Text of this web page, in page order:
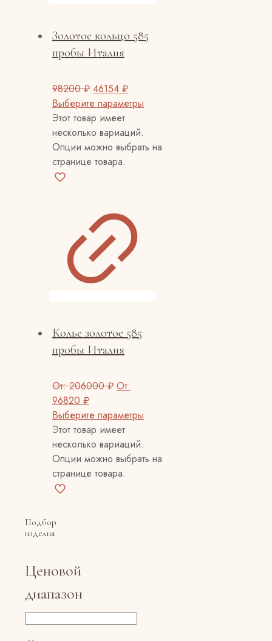
Золотое кольцо 585
пробы Италия
98200₽ 46154 ₽
Выберите параметры
Этот товар имеет
несколько вариаций.
Опции можно выбрать на
странице товара.
Колье золотое 585
пробы Италия
От:206000₽ От:
96820 ₽
Выберите параметры
Этот товар имеет
несколько вариаций.
Опции можно выбрать на
странице товара.
Подбор
изделия
Ценовой
диапазон